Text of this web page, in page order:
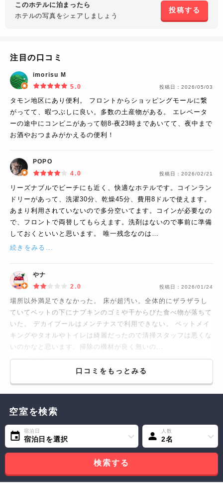
このホテルに泊まったら
ホテルの写真をシェアしましょう
投稿する
注目の口コミ
imorisu M
5.0
投稿日： 2026/05/03
タモン地区にあり便利。 フロントからショッピングモールに繋
がってて、暇つぶしに良い。多数の土産物がある。 エレベータ
ーの途中にコンビニがあって朝8-夜23時まであいてて、夜中まで
お酒やおつまみがかえるの便利！
POPO
4.0
投稿日： 2026/02/21
リーズナブルでビーチにも近く、快適なホテルです。コインラン
ドリーがあって、洗濯30分、乾燥45分、費用8ドルで使えます。
あまり利用されていないので多分空いてます。コインが必要なの
で、フロントで両替してもらえます。洗剤はないので事前に準備
しておくといいと思います。 唯一残念なのは…
続きをみる...
やナ
2.0
投稿日： 2026/01/24
場所以外満足できなかった。 床が超汚い。全体的にザラザラし
ていてベットの下にナプキンのゴミや干からびた食べ物が落ちて
いた。 デカイプールはメンテナスで利用できない。 ベットメイ
キングやタオルやトイレは綺麗だったので清掃スタッフは悪くな
いのかなと思います。掃除の機材が良く無いの…
続きをみる...
口コミをもっとみる
空室を検索
宿泊日
宿泊日を選択
人数
2名
検索する